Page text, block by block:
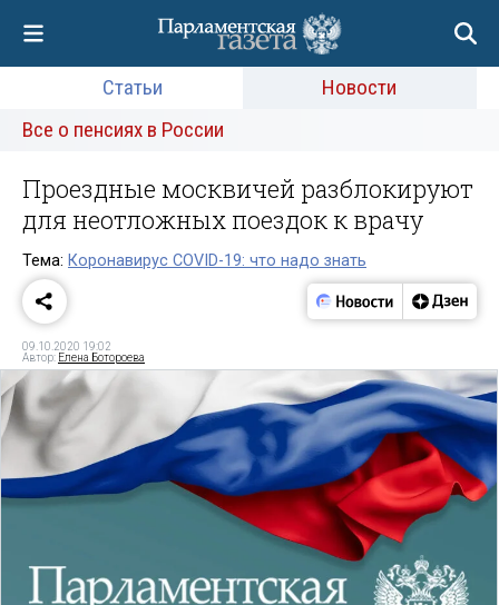
Статьи
Новости
Все о пенсиях в России
Проездные москвичей разблокируют
для неотложных поездок к врачу
Тема: Коронавирус COVID-19: что надо знать
09.10.2020 19:02
Автор: Елена Ботороева